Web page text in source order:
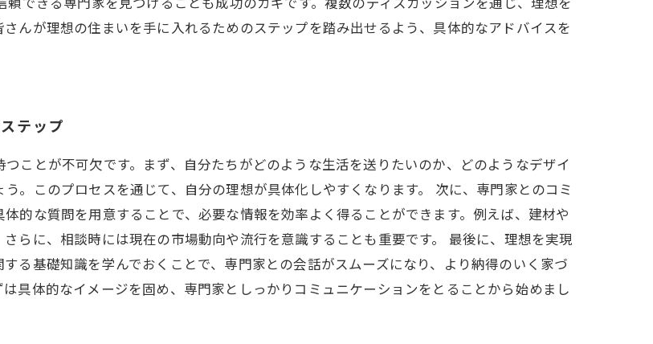
んが理想の住まいを手に入れるためのステップを踏み出せるよう、具体的なアドバイスを
テップ
ことが不可欠です。まず、自分たちがどのような生活を送りたいのか、どのようなデザイ
。このプロセスを通じて、自分の理想が具体化しやすくなります。 次に、専門家とのコミ
的な質問を用意することで、必要な情報を効率よく得ることができます。例えば、建材や
らに、相談時には現在の市場動向や流行を意識することも重要です。 最後に、理想を実現
る基礎知識を学んでおくことで、専門家との会話がスムーズになり、より納得のいく家づ
具体的なイメージを固め、専門家としっかりコミュニケーションをとることから始めまし